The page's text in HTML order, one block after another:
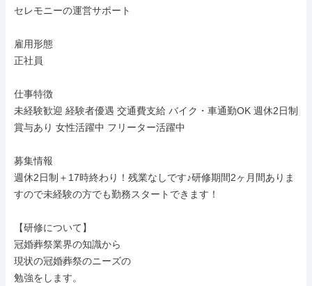
セレモニーの運営サポート
雇用形態
正社員
仕事特徴
未経験歓迎 経験者優遇 交通費支給 バイク・車通勤OK 週休2日制
賞与あり 女性活躍中 フリーター活躍中
募集情報
週休2日制＋17時終わり！残業なしです♪研修期間2ヶ月間ありま
すので未経験の方でも勤務スタートできます！
【研修について】
冠婚葬祭業界の知識から
現状の冠婚葬祭のニーズの
勉強をします。